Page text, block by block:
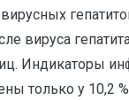
вируса
Индикаторы
только у 10,2